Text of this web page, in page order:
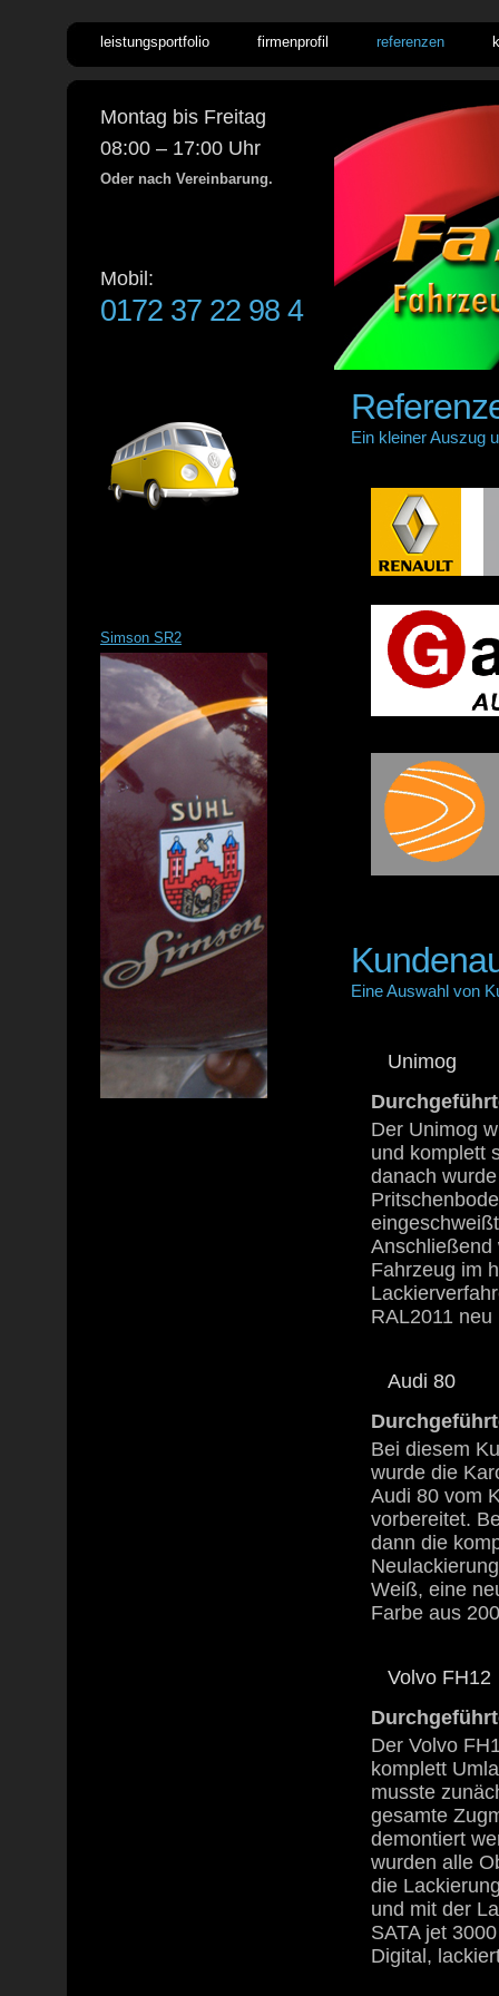
leistungsportfolio firmenprofil referenzen
Ein kleiner Auszug
Eine Auswahl von
Unimog
Der Unimog
und komplett
danach
Anschließend
Fahrzeug im
RAL2011 neu
Audi 80
Bei diesem
wurde die
Audi 80 vom
vorbereitet.
dann die
Weiß, eine
Farbe aus
Volvo FH12
Der Volvo
komplett
musste
gesamte
demontiert
wurden alle
die
und mit der
SATA jet
Digital,
Montag bis Freitag
08:00 – 17:00 Uhr
Oder nach Vereinbarung.
Mobil:
0172 37 22 98 4
Simson SR2